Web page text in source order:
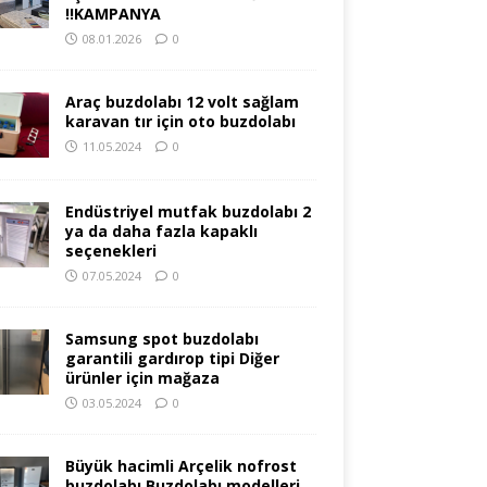
!!KAMPANYA
08.01.2026 0
Araç buzdolabı 12 volt sağlam
karavan tır için oto buzdolabı
11.05.2024 0
Endüstriyel mutfak buzdolabı 2
ya da daha fazla kapaklı
seçenekleri
07.05.2024 0
Samsung spot buzdolabı
garantili gardırop tipi Diğer
ürünler için mağaza
03.05.2024 0
Büyük hacimli Arçelik nofrost